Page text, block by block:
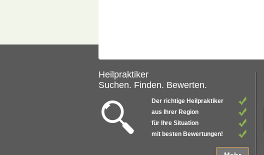
Heilpraktiker
Suchen. Finden. Bewerten.
Der richtige Heilpraktiker
aus Ihrer Region
für Ihre Situation
mit besten Bewertungen!